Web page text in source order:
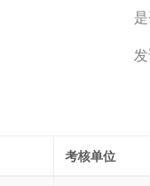
考核单位